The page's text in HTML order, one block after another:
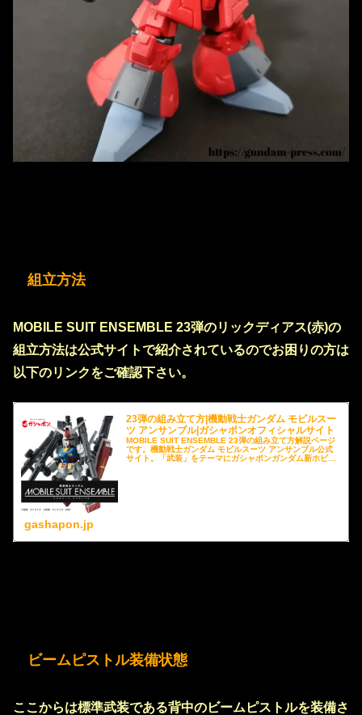
組立方法
MOBILE SUIT ENSEMBLE 23弾のリックディアス(赤)の
組立方法は公式サイトで紹介されているのでお困りの方は
以下のリンクをご確認下さい。
23弾の組み立て方|機動戦士ガンダム モビルスー
ツ アンサンブル|ガシャポンオフィシャルサイト
MOBILE SUIT ENSEMBLE 23弾の組み立て方解説ページ
です。機動戦士ガンダム モビルスーツ アンサンブル公式
サイト。「武装」をテーマにガシャポンガンダム新ホビー
gashapon.jp
ビームピストル装備状態
ここからは標準武装である背中のビームピストルを装備さ